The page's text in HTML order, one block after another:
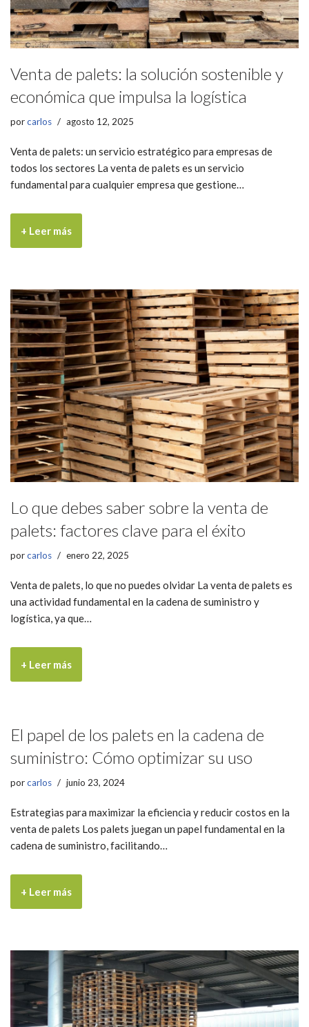
Venta de palets: la solución sostenible y
económica que impulsa la logística
porcarlos agosto 12, 2025
Venta de palets: un servicio estratégico para empresas de
todos los sectores La venta de palets es un servicio
fundamental para cualquier empresa que gestione…
+ Leer más
Lo que debes saber sobre la venta de
palets: factores clave para el éxito
porcarlos enero 22, 2025
Venta de palets, lo que no puedes olvidar La venta de palets es
una actividad fundamental en la cadena de suministro y
logística, ya que…
+ Leer más
El papel de los palets en la cadena de
suministro: Cómo optimizar su uso
porcarlos junio 23, 2024
Estrategias para maximizar la eficiencia y reducir costos en la
venta de palets Los palets juegan un papel fundamental en la
cadena de suministro, facilitando…
+ Leer más